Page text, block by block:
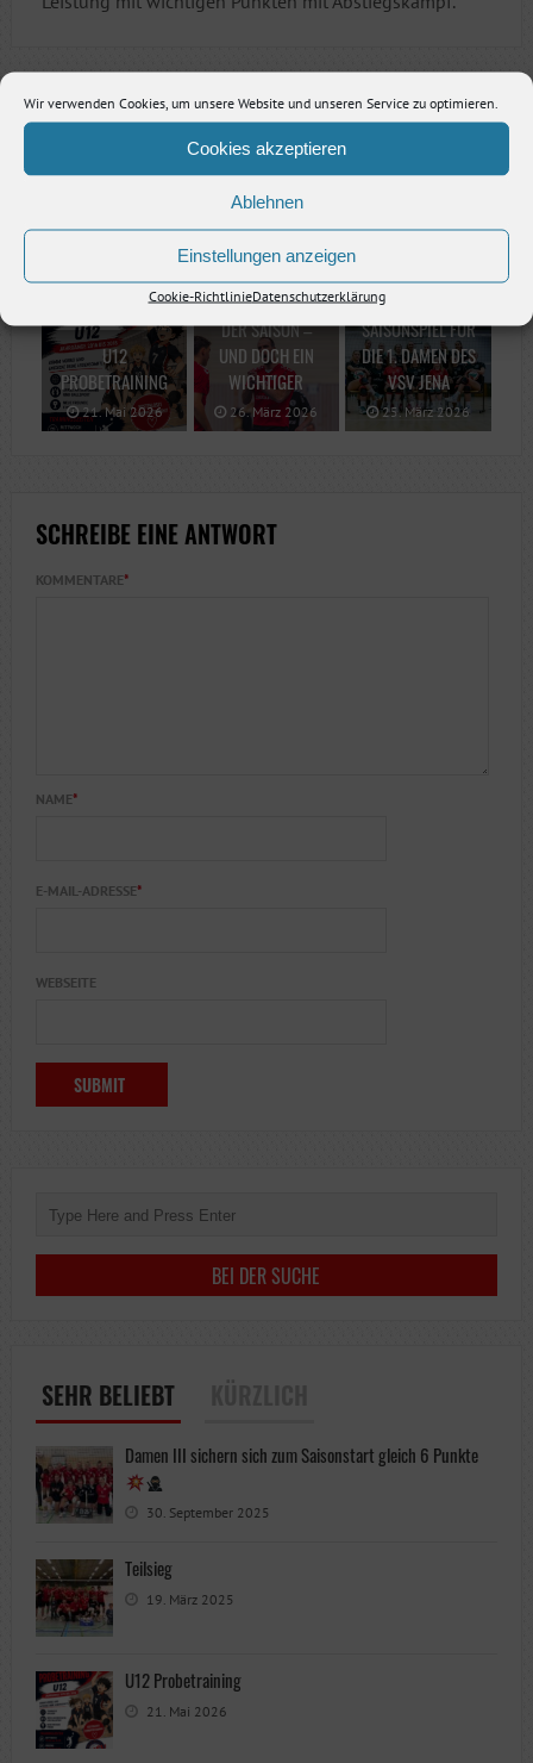
Wir verwenden Cookies, um unsere Website und unseren Service zu optimieren.
Cookies akzeptieren
Ablehnen
Einstellungen anzeigen
Cookie-RichtlinieDatenschutzerklärung
Vorheriger Artikel
Nächster Artikel
RELATED
U12
PROBETRAINING
21. Mai 2026
LETZTER SPIELTAG
DER SAISON –
UND DOCH EIN
WICHTIGER
26. März 2026
SAISONSPIEL FÜR
DIE 1. DAMEN DES
VSV JENA
25. März 2026
SCHREIBE EINE ANTWORT
KOMMENTARE*
NAME*
E-MAIL-ADRESSE*
WEBSEITE
SEHR BELIEBT
Damen III sichern sich zum Saisonstart gleich 6 Punkte
30. September 2025
Teilsieg
19. März 2025
U12 Probetraining
21. Mai 2026